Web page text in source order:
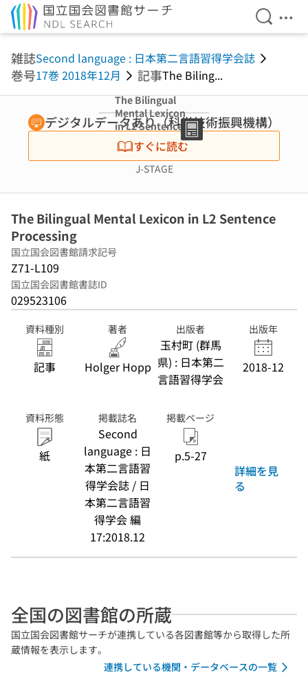
検索を
メ
雑誌Second language : 日本第二言語習得学会誌
巻号17巻 2018年12月 記事The Biling...
The Bilingual
Mental Lexicon
in L2 Sentence
Processing
デジタルデータあり（科学技術振興機構）
すぐに読む
J-STAGE
The Bilingual Mental Lexicon in L2 Sentence
Processing
国立国会図書館請求記号
Z71-L109
国立国会図書館書誌ID
029523106
資料種別
記事
著者
Holger Hopp
出版者
玉村町 (群馬
県) : 日本第二
言語習得学会
出版年
2018-12
資料形態
紙
掲載誌名
Second
language : 日
本第二言語習
得学会誌 / 日
本第二言語習
得学会 編
17:2018.12
掲載ページ
p.5-27
詳細を見
る
全国の図書館の所蔵
国立国会図書館サーチが連携している各図書館等から取得した所
蔵情報を表示します。
連携している機関・データベースの一覧